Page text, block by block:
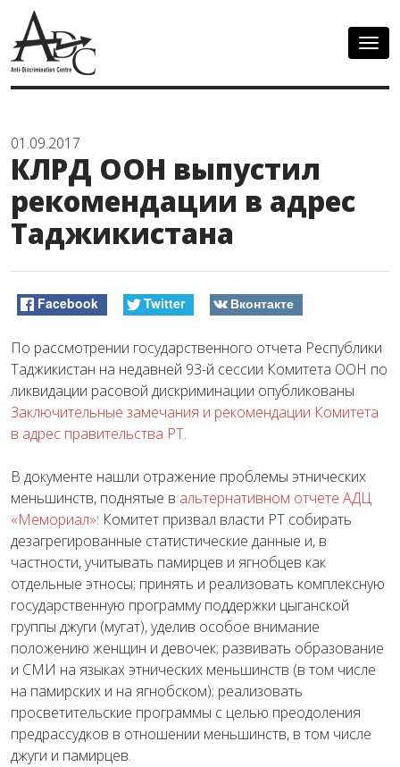
01.09.2017
КЛРД ООН выпустил
рекомендации в адрес
Таджикистана
Facebook Twitter Вконтакте
По рассмотрении государственного отчета Республики
Таджикистан на недавней 93-й сессии Комитета ООН по
ликвидации расовой дискриминации опубликованы
Заключительные замечания и рекомендации Комитета
в адрес правительства РТ.
В документе нашли отражение проблемы этнических
меньшинств, поднятые в альтернативном отчете АДЦ
«Мемориал»: Комитет призвал власти РТ собирать
дезагрегированные статистические данные и, в
частности, учитывать памирцев и ягнобцев как
отдельные этносы; принять и реализовать комплексную
государственную программу поддержки цыганской
группы джуги (мугат), уделив особое внимание
положению женщин и девочек; развивать образование
и СМИ на языках этнических меньшинств (в том числе
на памирских и на ягнобском); реализовать
просветительские программы с целью преодоления
предрассудков в отношении меньшинств, в том числе
джуги и памирцев.